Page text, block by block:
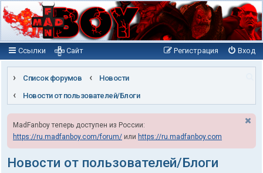
Ссылки Вход
Регистрация
Сайт
Список форумов
Новости
Новости от пользователей/Блоги
MadFanboy теперь доступен из России:
https://ru.madfanboy.com/forum/ или https://ru.madfanboy.com
Новости от пользователей/Блоги